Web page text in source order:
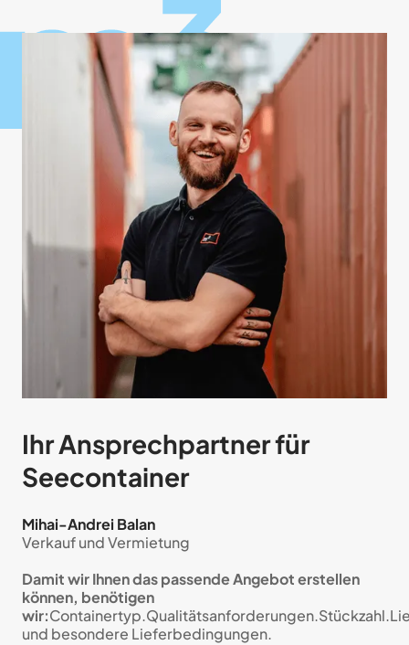
Ihr Ansprechpartner für
Seecontainer
Mihai-Andrei Balan
Verkauf und Vermietung
Damit wir Ihnen das passende Angebot erstellen
können, benötigen
wir:
und besondere Lieferbedingungen.